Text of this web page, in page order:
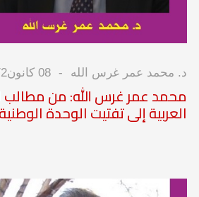
د. محمد عمر غرس الله 08 كانون2/يناير 2026
محمد عمر غرس الله: من مطالب
العربية إلى تفتيت الوحدة الوطنية